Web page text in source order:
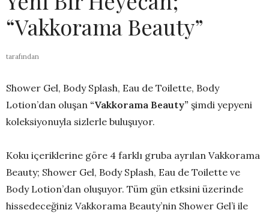
“Vakkorama Beauty”
tarafından
Shower Gel, Body Splash, Eau de Toilette, Body
Lotion’dan oluşan “Vakkorama Beauty” şimdi yepyeni
koleksiyonuyla sizlerle buluşuyor.
Koku içeriklerine göre 4 farklı gruba ayrılan Vakkorama
Beauty; Shower Gel, Body Splash, Eau de Toilette ve
Body Lotion’dan oluşuyor. Tüm gün etksini üzerinde
hissedeceğiniz Vakkorama Beauty’nin Shower Gel’i ile